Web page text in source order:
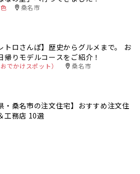
桑名市
トロさんぽ】歴史からグルメまで。 お
帰りモデルコースをご紹介！
でかけスポット） 桑名市
・桑名市の注文住宅】おすすめ注文住
工務店 10選